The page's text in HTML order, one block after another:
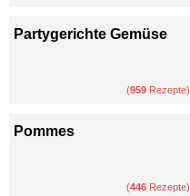
Partygerichte Gemüse
(959 Rezepte)
Pommes
(446 Rezepte)